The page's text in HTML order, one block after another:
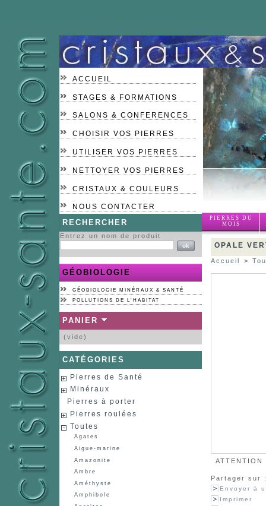
ACCUEIL
STAGES & FORMATIONS
SALONS & CONFERENCES
CHOISIR VOS PIERRES
UTILISER VOS PIERRES
NETTOYER VOS PIERRES
CRISTAUX & COULEURS
NOUS CONTACTER
PIERRES DU
MOIS
RECHERCHER
Entrez un nom de produit
GÉOBIOLOGIE
GÉOBIOLOGIE MINÉRAUX & SANTÉ
POLLUTIONS DE L'HABITAT
PANIER
(vide)
CATÉGORIES
Pierres de Santé
Minéraux
Pierres à porter
Pierres roulées
Toutes
Agates
Aigue-marine
Amazonite
Ambre
Améthyste
Amphibole
OPALE
Accueil >
Partager sur
Envoyer à
Imprimer